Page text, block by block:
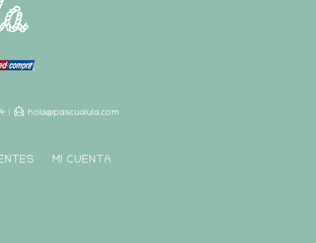
| hola@pascualula.com
MI CUENTA